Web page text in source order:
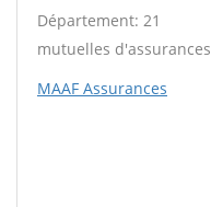
Département: 21
mutuelles d'assurances
MAAF Assurances